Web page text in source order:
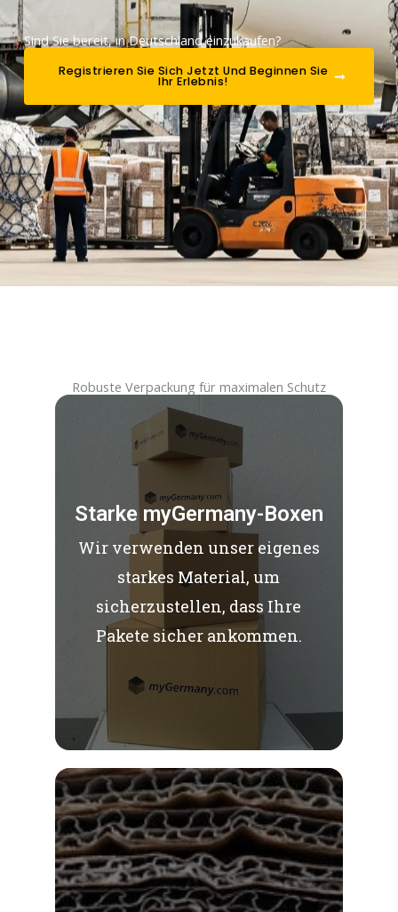
Sind Sie bereit, in Deutschland einzukaufen?
Registrieren Sie Sich Jetzt Und Beginnen Sie
Ihr Erlebnis!
Robuste Verpackung für maximalen Schutz
Starke myGermany-Boxen
Wir verwenden unser eigenes
starkes Material, um
sicherzustellen, dass Ihre
Pakete sicher ankommen.